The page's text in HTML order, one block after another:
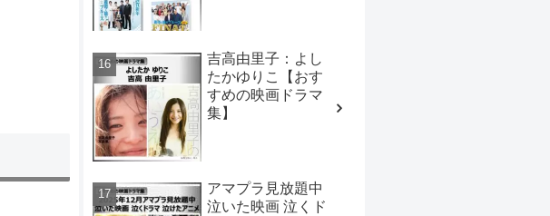
吉高由里子：よし
たかゆりこ【おす
すめの映画ドラマ
集】
アマプラ見放題中
泣いた映画 泣くド